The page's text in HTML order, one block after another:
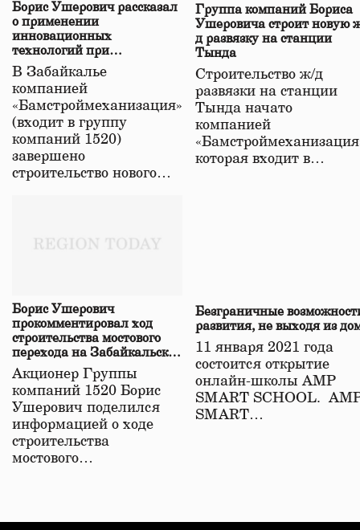
Борис Ушерович рассказал
о применении
инновационных
технологий при
строительстве нового моста
в Забайкалье
В Забайкалье
компанией
«Бамстроймеханизация»
(входит в группу
компаний 1520)
завершено
строительство нового…
Группа компаний Бориса
Ушеровича строит новую
д развязку на станции
Тында
Строительство ж/д
развязки на станции
Тында начато
компанией
которая входит в…
Борис Ушерович
прокомментировал ход
строительства мостового
перехода на Забайкальской
железной дороге
Акционер Группы
компаний 1520 Борис
Ушерович поделился
информацией о ходе
строительства
мостового…
Безграничные
развития, не выходя из
11 января 2021 года
состоится открытие
онлайн-школы АМР
SMART SCHOOL.
SMART…